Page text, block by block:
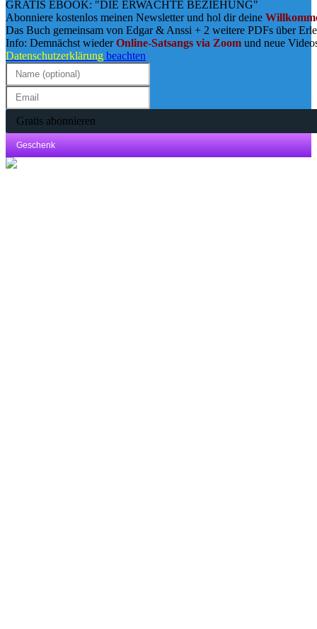
GRATIS EBOOK: "DIE ERWACHTE BEZIEHUNG"
Abonniere kostenlos meinen Newsletter und hol dir deine
Das Buch gemeinsam von Edgar & Anssi + 2 weitere PDFs über
Info: Demnächst wiederOnline-Satsangs via Zoom und neue
Datenschutzerklärung beachten
Gratis abonnieren
Geschenk